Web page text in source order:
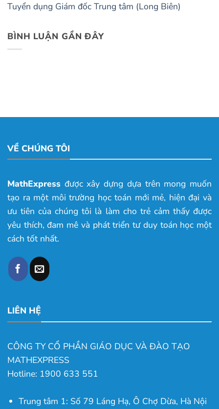
Tuyển dụng Giám đốc Trung tâm (Long Biên)
BÌNH LUẬN GẦN ĐÂY
VỀ CHÚNG TÔI
MathExpress được xây dựng dựa trên mong muốn
tạo ra một môi trường học toán mới mẻ, hiện đại và
ưu tiên của chúng tôi là làm cho trẻ cảm thấy được
yêu thích, đam mê và phát triển tư duy toán học một
cách tốt nhất.
LIÊN HỆ
CÔNG TY CỔ PHẦN GIÁO DỤC VÀ ĐÀO TẠO
MATHEXPRESS
Hotline: 1900 633 551
Trung tâm 1: Số 79 Láng Hạ, Ô Chợ Dừa, Hà Nội